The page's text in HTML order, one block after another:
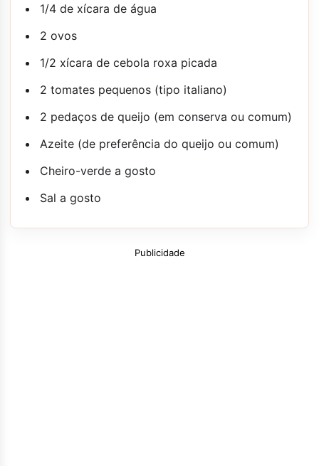
1/4 de xícara de água
2 ovos
1/2 xícara de cebola roxa picada
2 tomates pequenos (tipo italiano)
2 pedaços de queijo (em conserva ou comum)
Azeite (de preferência do queijo ou comum)
Cheiro-verde a gosto
Sal a gosto
Publicidade